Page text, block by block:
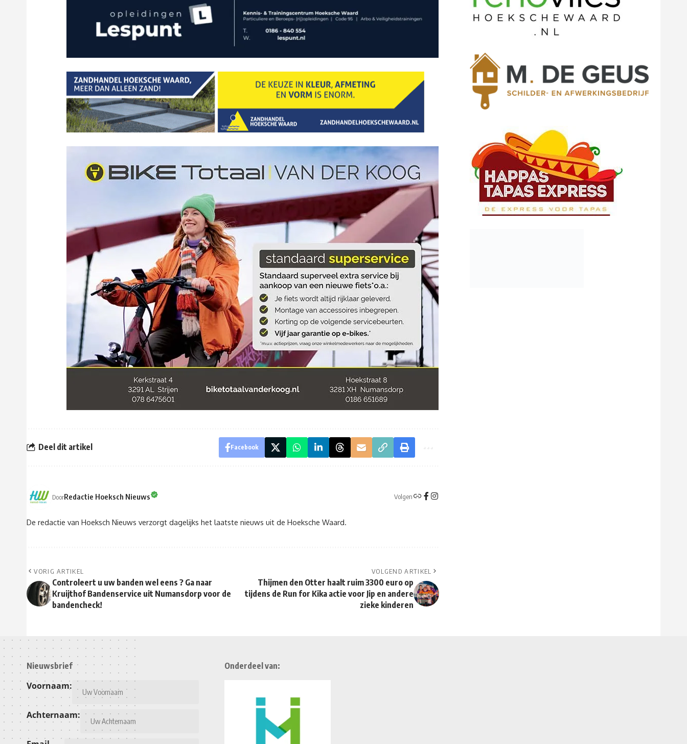
Deel dit artikel Facebook
DoorRedactie Hoeksch Nieuws Volgen
De redactie van Hoeksch Nieuws verzorgt dagelijks het laatste nieuws uit de Hoeksche Waard.
VORIG ARTIKEL
Controleert u uw banden wel eens ? Ga naar
Kruijthof Bandenservice uit Numansdorp voor de
bandencheck!
VOLGEND ARTIKEL
Thijmen den Otter haalt ruim 3300 euro op
tijdens de Run for Kika actie voor Jip en andere
zieke kinderen
Nieuwsbrief
Voornaam:
Achternaam:
Onderdeel van: